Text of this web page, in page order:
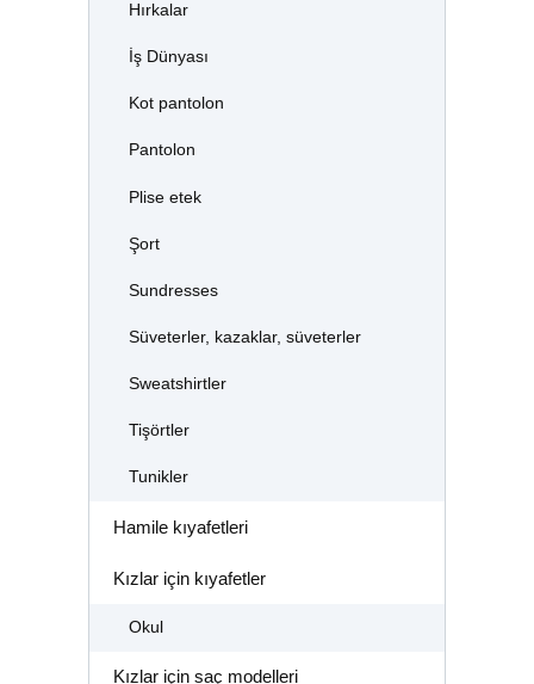
Hırkalar
İş Dünyası
Kot pantolon
Pantolon
Plise etek
Şort
Sundresses
Süveterler, kazaklar, süveterler
Sweatshirtler
Tişörtler
Tunikler
Hamile kıyafetleri
Kızlar için kıyafetler
Okul
Kızlar için saç modelleri